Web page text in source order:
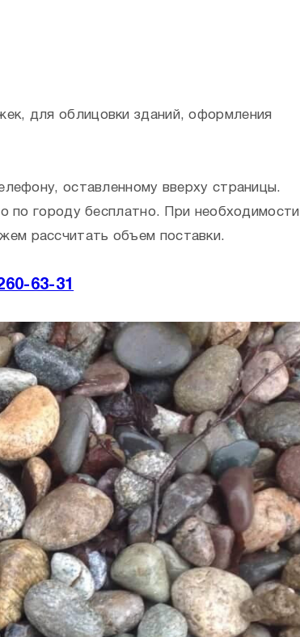
для облицовки зданий, оформления
оставленному вверху страницы.
по городу бесплатно. При необходимости
рассчитать объем поставки.
63-31